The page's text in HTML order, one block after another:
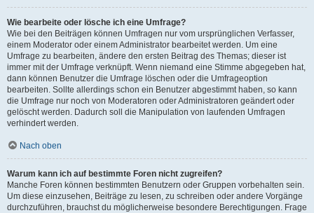
Wie bearbeite oder lösche ich eine Umfrage?
Wie bei den Beiträgen können Umfragen nur vom ursprünglichen Verfasser,
einem Moderator oder einem Administrator bearbeitet werden. Um eine
Umfrage zu bearbeiten, ändere den ersten Beitrag des Themas; dieser ist
immer mit der Umfrage verknüpft. Wenn niemand eine Stimme abgegeben hat,
dann können Benutzer die Umfrage löschen oder die Umfrageoption
bearbeiten. Sollte allerdings schon ein Benutzer abgestimmt haben, so kann
die Umfrage nur noch von Moderatoren oder Administratoren geändert oder
gelöscht werden. Dadurch soll die Manipulation von laufenden Umfragen
verhindert werden.
Nach oben
Warum kann ich auf bestimmte Foren nicht zugreifen?
Manche Foren können bestimmten Benutzern oder Gruppen vorbehalten sein.
Um diese einzusehen, Beiträge zu lesen, zu schreiben oder andere Vorgänge
durchzuführen, brauchst du möglicherweise besondere Berechtigungen. Frage